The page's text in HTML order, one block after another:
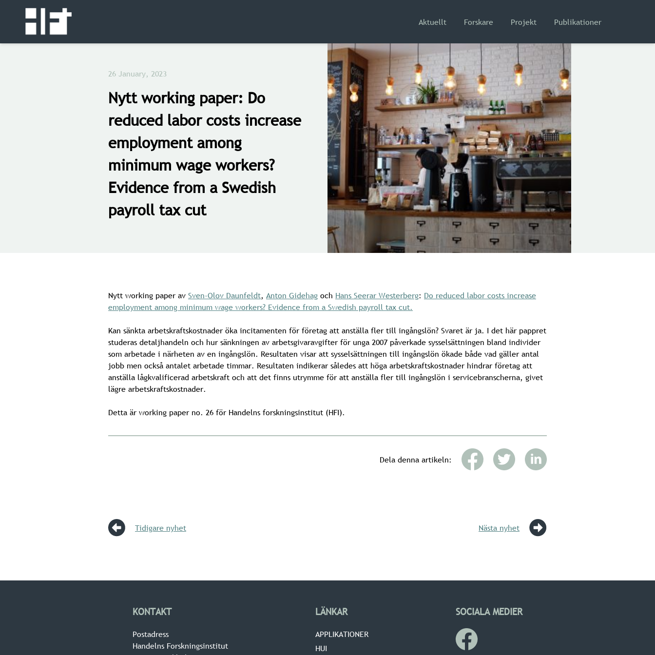
Aktuellt Forskare Projekt Publikationer
26 January, 2023
Nytt working paper: Do
reduced labor costs increase
employment among
minimum wage workers?
Evidence from a Swedish
payroll tax cut
Nytt working paper av Sven-Olov Daunfeldt, Anton Gidehag och Hans Seerar Westerberg: Do reduced labor costs increase
employment among minimum wage workers? Evidence from a Swedish payroll tax cut.
Kan sänkta arbetskraftskostnader öka incitamenten för företag att anställa fler till ingångslön? Svaret är ja. I det här pappret
studeras detaljhandeln och hur sänkningen av arbetsgivaravgifter för unga 2007 påverkade sysselsättningen bland individer
som arbetade i närheten av en ingångslön. Resultaten visar att sysselsättningen till ingångslön ökade både vad gäller antal
jobb men också antalet arbetade timmar. Resultaten indikerar således att höga arbetskraftskostnader hindrar företag att
anställa lågkvalificerad arbetskraft och att det finns utrymme för att anställa fler till ingångslön i servicebranscherna, givet
lägre arbetskraftskostnader.
Detta är working paper no. 26 för Handelns forskningsinstitut (HFI).
Dela denna artikeln:
Tidigare nyhet Nästa nyhet
KONTAKT
Postadress
Handelns Forskningsinstitut
LÄNKAR
APPLIKATIONER
HUI
SOCIALA MEDIER